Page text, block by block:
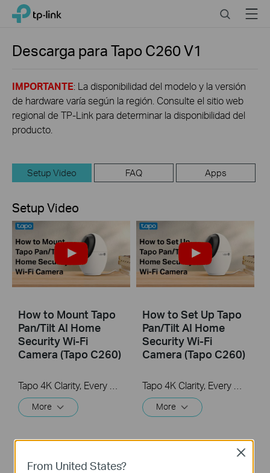
Click
navigation
TP-Link, Reliably Smart SearchMenu
Descarga paraTapo C260V1
IMPORTANTE: La disponibilidad del modelo y la versión
de hardware varía según la región. Consulte el sitio web
regional de TP-Link para determinar la disponibilidad del
producto.
Setup Video FAQ Apps
Setup Video
How to Mount Tapo
Pan/Tilt AI Home
Security Wi-Fi
Camera (Tapo C260)
More
How to Set Up Tapo
Pan/Tilt AI Home
Security Wi-Fi
Camera (Tapo C260)
More
From United States?
Close